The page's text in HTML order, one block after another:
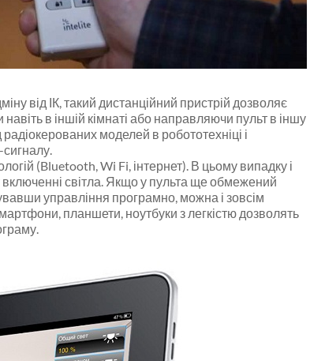
від ІК, такий дистанційний пристрій дозволяє
в іншій кімнаті або направляючи пульт в іншу
моделей в робототехніці і
(Bluetooth, Wi Fi, інтернет). В цьому випадку і
світла. Якщо у пульта ще обмежений
управління програмно, можна і зовсім
планшети, ноутбуки з легкістю дозволять